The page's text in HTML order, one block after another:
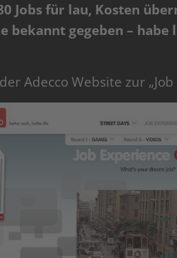
Jobs für lau, Kosten
bekannt gegeben –
Adecco Website zur „Job